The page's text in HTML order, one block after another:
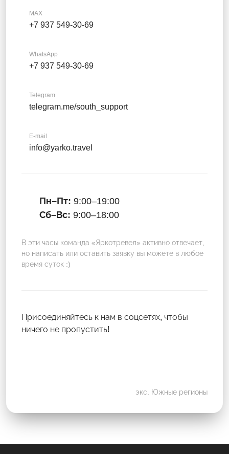
MAX
+7 937 549-30-69
WhatsApp
+7 937 549-30-69
Telegram
telegram.me/south_support
E-mail
info@yarko.travel
Пн–Пт: 9:00–19:00
Сб–Вс: 9:00–18:00
В эти часы команда «Яркотревел» активно отвечает,
но написать или оставить заявку вы можете в любое
время суток :)
Присоединяйтесь к нам в соцсетях, чтобы
ничего не пропустить!
экс. Южные регионы